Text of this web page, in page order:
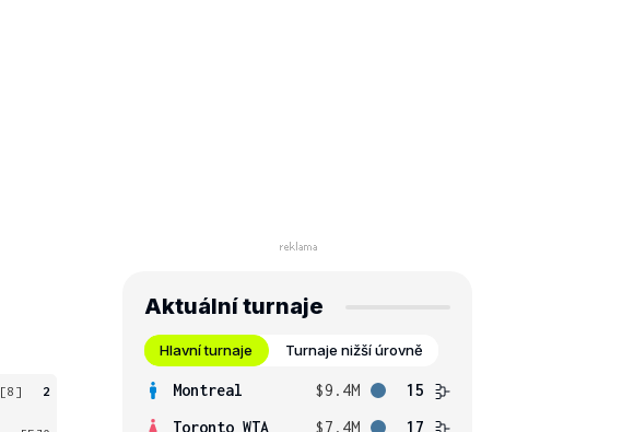
[8]
2
Aktuální turnaje
Hlavní turnaje Turnaje nižší úrovně
Montreal $9.4M
15
Toronto WTA
$7.4M 17